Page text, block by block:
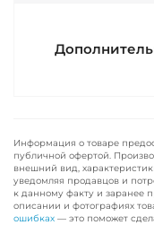
Информация о товаре
публичной офертой.
внешний вид,
уведомляя продавцов и
к данному факту и заранее
описании и фотографиях
ошибках — это поможет